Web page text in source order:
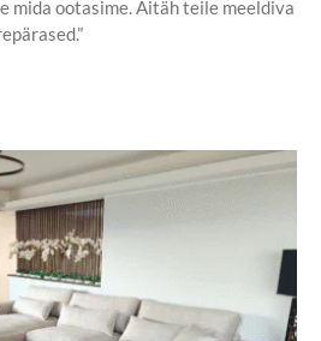
mida ootasime. Aitäh teile meeldiva